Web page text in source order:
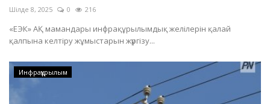
Шілде 8, 2025 0 216
«ЕЭК» АҚ мамандары инфрақұрылымдық желілерін қалай
қалпына келтіру жұмыстарын жүргізу...
Инфрақұрылым